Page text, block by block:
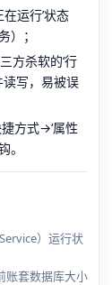
运行’状态
）；
方杀软的‘行
读写，易被误
方式→‘属性
。
）运行状
账套数据库大小